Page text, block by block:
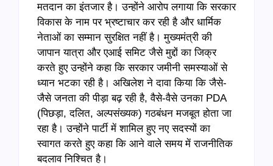
मतदान का इंतजार है। उन्होंने आरोप लगाया कि सरकार
विकास के नाम पर भ्रष्टाचार कर रही है और धार्मिक
नेताओं का सम्मान सुरक्षित नहीं है। मुख्यमंत्री की
जापान यात्रा और एआई समिट जैसे मुद्दों का जिक्र
करते हुए उन्होंने कहा कि सरकार जमीनी समस्याओं से
ध्यान भटका रही है। अखिलेश ने दावा किया कि जैसे-
जैसे जनता की पीड़ा बढ़ रही है, वैसे-वैसे उनका PDA
(पिछड़ा, दलित, अल्पसंख्यक) गठबंधन मजबूत होता जा
रहा है। उन्होंने पार्टी में शामिल हुए नए सदस्यों का
स्वागत करते हुए कहा कि आने वाले समय में राजनीतिक
बदलाव निश्चित है।